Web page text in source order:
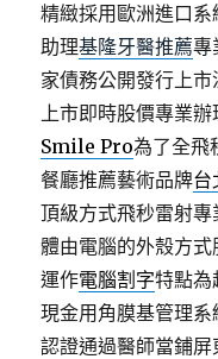
精緻採用歐洲進口
助理基隆牙醫推薦專
家債務公開發行上
上市即時股價專業
Smile Pro為了全飛
餐廳推薦藝術品牌台
頂級方式飛秒雷射
體由電腦的外殼方
運作電腦割字特點為
現金用角膜基管理系
認證通過醫師當鋪